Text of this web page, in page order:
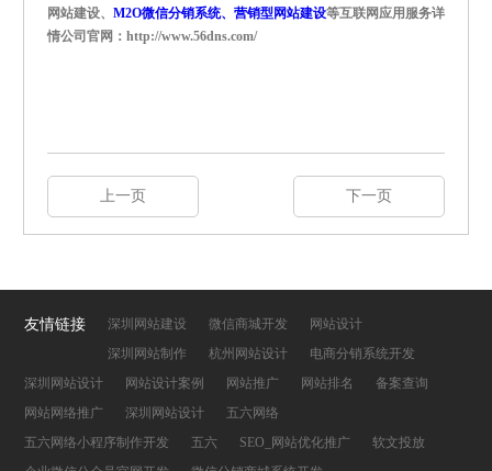
网站建设、 M2O微信分销系统、营销型网站建设等互联网应用服务详
情公司官网：http://www.56dns.com/
上一页 下一页
友情链接 深圳网站建设 微信商城开发
网站设计
深圳网站制作
杭州网站设计
电商分销系统开发
深圳网站设计
网站设计案例 网站推广 网站排名
备案查询
网站网络推广
深圳网站设计
五六网络
五六网络小程序制作开发
五六 SEO_网站优化推广
软文投放